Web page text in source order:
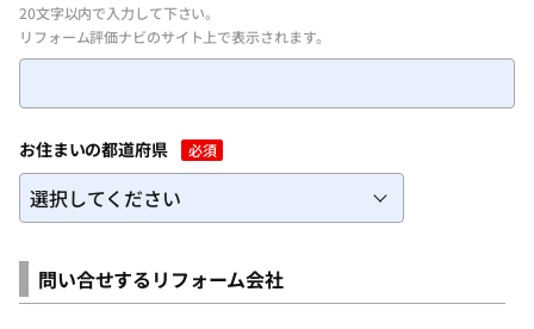
20文字以内で入力して下さい。
リフォーム評価ナビのサイト上で表示されます。
お住まいの都道府県 必須
問い合せするリフォーム会社